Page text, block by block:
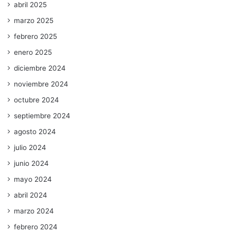
abril 2025
marzo 2025
febrero 2025
enero 2025
diciembre 2024
noviembre 2024
octubre 2024
septiembre 2024
agosto 2024
julio 2024
junio 2024
mayo 2024
abril 2024
marzo 2024
febrero 2024